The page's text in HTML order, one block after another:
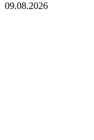
09.08.2026